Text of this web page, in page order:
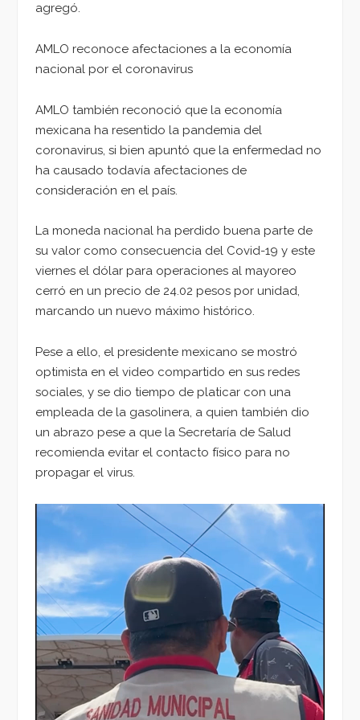
agregó.
AMLO reconoce afectaciones a la economía
nacional por el coronavirus
AMLO también reconoció que la economía
mexicana ha resentido la pandemia del
coronavirus, si bien apuntó que la enfermedad no
ha causado todavía afectaciones de
consideración en el país.
La moneda nacional ha perdido buena parte de
su valor como consecuencia del Covid-19 y este
viernes el dólar para operaciones al mayoreo
cerró en un precio de 24.02 pesos por unidad,
marcando un nuevo máximo histórico.
Pese a ello, el presidente mexicano se mostró
optimista en el video compartido en sus redes
sociales, y se dio tiempo de platicar con una
empleada de la gasolinera, a quien también dio
un abrazo pese a que la Secretaría de Salud
recomienda evitar el contacto físico para no
propagar el virus.
Reproductor
vídeo